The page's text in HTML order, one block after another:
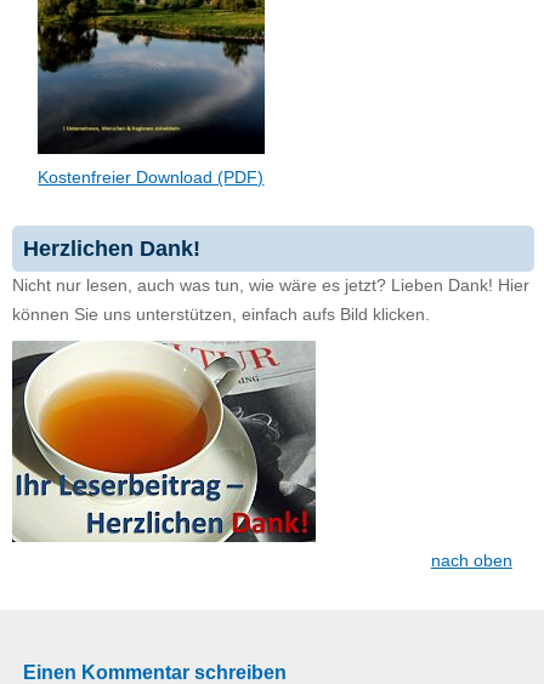
Kostenfreier Download (PDF)
Herzlichen Dank!
Nicht nur lesen, auch was tun, wie wäre es jetzt? Lieben Dank! Hier
können Sie uns unterstützen, einfach aufs Bild klicken.
nach oben
Einen Kommentar schreiben